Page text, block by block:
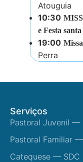
Atouguia
10:30
e Festa
19:00 Missa
Perra
Serviços
Pastoral Juvenil —
Pastoral Familiar —
Catequese — SDC